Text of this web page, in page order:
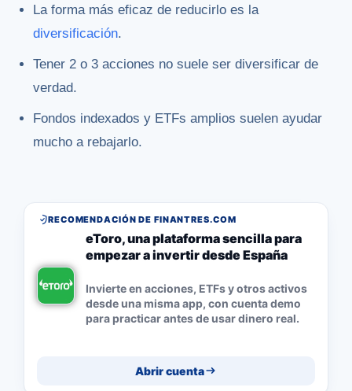
La forma más eficaz de reducirlo es la
diversificación.
Tener 2 o 3 acciones no suele ser diversificar de
verdad.
Fondos indexados y ETFs amplios suelen ayudar
mucho a rebajarlo.
RECOMENDACIÓN DE FINANTRES.COM
eToro, una plataforma sencilla para
empezar a invertir desde España
Invierte en acciones, ETFs y otros activos
desde una misma app, con cuenta demo
para practicar antes de usar dinero real.
Abrir cuenta